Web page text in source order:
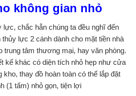
không gian nhỏ
chắc hẳn chúng ta đều nghĩ đến
lực 2 cánh dành cho mặt tiền nhà
tâm thương mại, hay văn phòng.
kế khác có diện tích nhỏ hẹp như cửa
kho, thay đồ hoàn toàn có thể lắp đặt
(1 tấm) nhỏ gọn, tiện lợi